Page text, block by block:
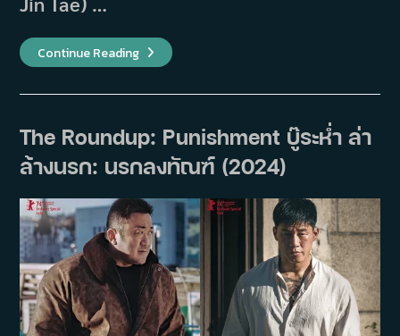
Continue Readingเรื่อง
ย่อ
Can
Married
?
(2024)
The Roundup: Punishment บู๊ระห่ำ ล่า
ล้างนรก: นรกลงทัณฑ์ (2024)